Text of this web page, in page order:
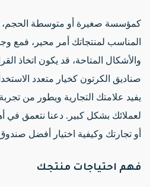
كمؤسسة صغيرة أو متوسطة الحجم،
المناسب لمنتجاتك أمر محير، فمع
والأشكال المتاحة، قد يكون اتخاذ
صناديق الكرتون كخيار متعدد
يفيد علامتك التجارية ويطور من
لعملائك بشكل كبير. دعنا نتعمق في
أو تجارتك وكيفية اختيار أفضل
فهم احتياجات منتجك